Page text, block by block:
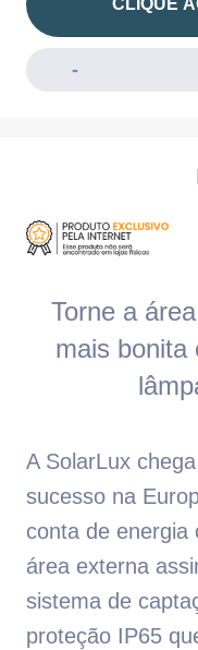
Torne a
mais bonita
A SolarLux
sucesso na
conta de energia
área externa
sistema de
proteção IP65